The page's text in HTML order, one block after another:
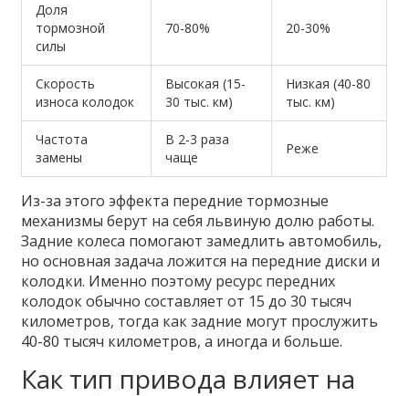
Доля
тормозной
силы
70-80% 20-30%
Скорость
износа колодок
Высокая (15-
30 тыс. км)
Низкая (40-80
тыс. км)
Частота
замены
В 2-3 раза
чаще
Реже
Из-за этого эффекта передние тормозные
механизмы берут на себя львиную долю работы.
Задние колеса помогают замедлить автомобиль,
но основная задача ложится на передние диски и
колодки. Именно поэтому ресурс передних
колодок обычно составляет от 15 до 30 тысяч
километров, тогда как задние могут прослужить
40-80 тысяч километров, а иногда и больше.
Как тип привода влияет на